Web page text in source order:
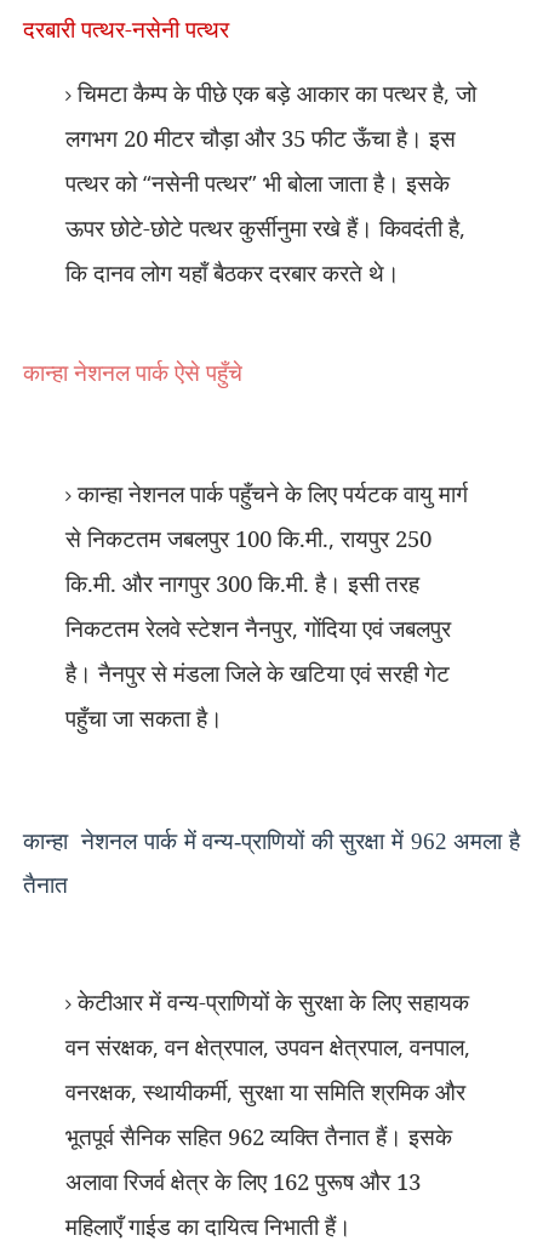
दरबारी पत्थर-नसेनी पत्थर
चिमटा कैम्प के पीछे एक बड़े आकार का पत्थर है,जो
लगभग 20 मीटर चौड़ा और 35 फीट ऊँचा है। इस
पत्थर को“नसेनी पत्थर” भी बोला जाता है। इसके
ऊपर छोटे-छोटे पत्थर कुर्सीनुमा रखे हैं। किवदंती है,
कि दानव लोग यहाँ बैठकर दरबार करते थे।
कान्हानेशनल पार्कऐसे पहुँचे
कान्हा नेशनल पार्क पहुँचने के लिए पर्यटक वायु मार्ग
से निकटतम जबलपुर 100 कि.मी.,रायपुर 250
कि.मी. और नागपुर 300 कि.मी. है। इसी तरह
निकटतम रेलवे स्टेशन नैनपुर,गोंदिया एवं जबलपुर
है। नैनपुर से मंडला जिले के खटिया एवं सरही गेट
पहुँचा जा सकता है।
कान्हा नेशनल पार्क मेंवन्य-प्राणियों की सुरक्षा में 962 अमला है
तैनात
केटीआर में वन्य-प्राणियों के सुरक्षा के लिए सहायक
वन संरक्षक,वन क्षेत्रपाल,उपवन क्षेत्रपाल,वनपाल,
वनरक्षक,स्थायीकर्मी,सुरक्षा या समिति श्रमिक और
भूतपूर्व सैनिक सहित 962 व्यक्ति तैनात हैं। इसके
अलावा रिजर्व क्षेत्र के लिए 162 पुरूष और 13
महिलाएँ गाईड का दायित्व निभाती हैं।